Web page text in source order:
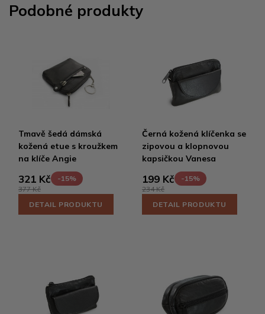
Podobné produkty
Tmavě šedá dámská
kožená etue s kroužkem
na klíče Angie
321 Kč
-15%
377 Kč
DETAIL PRODUKTU
Černá kožená klíčenka se
zipovou a klopnovou
kapsičkou Vanesa
199 Kč
-15%
234 Kč
DETAIL PRODUKTU